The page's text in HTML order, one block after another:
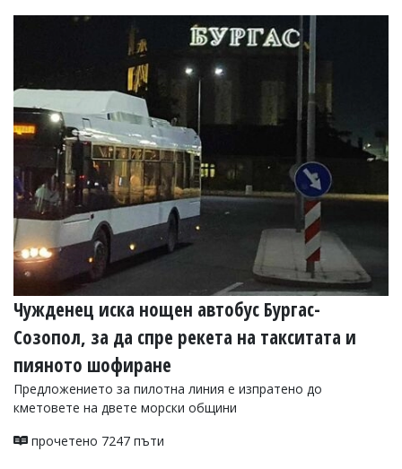
Чужденец иска нощен автобус Бургас-
Созопол, за да спре рекета на такситата и
пияното шофиране
Предложението за пилотна линия е изпратено до
кметовете на двете морски общини
прочетено 7247 пъти